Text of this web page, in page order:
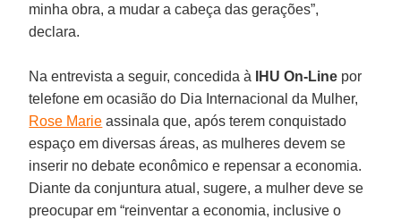
minha obra, a mudar a cabeça das gerações”,
declara.
Na entrevista a seguir, concedida à IHU On-Line por
telefone em ocasião do Dia Internacional da Mulher,
Rose Marie assinala que, após terem conquistado
espaço em diversas áreas, as mulheres devem se
inserir no debate econômico e repensar a economia.
Diante da conjuntura atual, sugere, a mulher deve se
preocupar em “reinventar a economia, inclusive o